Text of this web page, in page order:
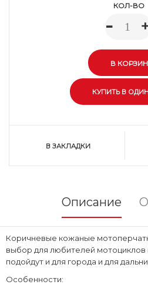
КОЛ-ВО
-
В ЗАКЛАДКИ
Описание
Коричневые кожаные
выбор для любителей мотоциклов
подойдут и для города и для
Особенности: